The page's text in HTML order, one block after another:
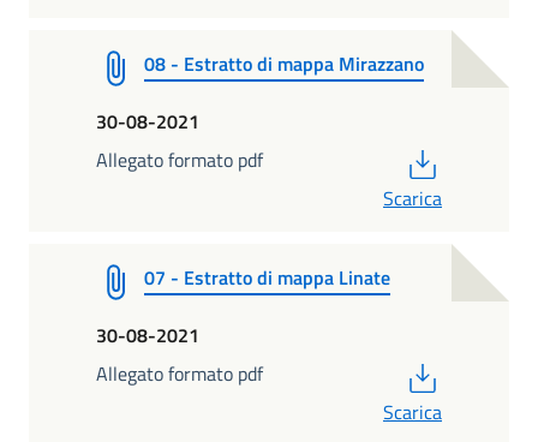
08 - Estratto di mappa Mirazzano
30-08-2021
Allegato formato pdf
Scarica
07 - Estratto di mappa Linate
30-08-2021
Allegato formato pdf
Scarica